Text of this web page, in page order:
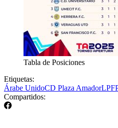
Tabla de Posiciones
Etiquetas:
Árabe UnidoCD Plaza AmadorLPF
Compartidos: